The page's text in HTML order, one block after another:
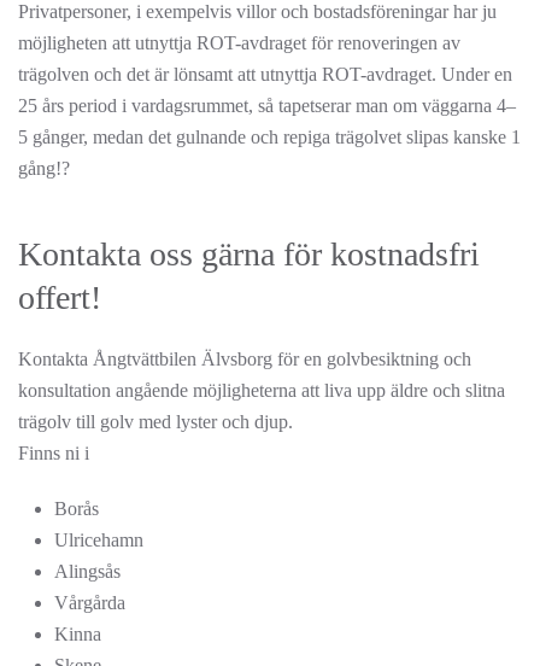
Privatpersoner, i exempelvis villor och bostadsföreningar har ju
möjligheten att utnyttja ROT-avdraget för renoveringen av
trägolven och det är lönsamt att utnyttja ROT-avdraget. Under en
25 års period i vardagsrummet, så tapetserar man om väggarna 4–
5 gånger, medan det gulnande och repiga trägolvet slipas kanske 1
gång!?
Kontakta oss gärna för kostnadsfri
offert!
Kontakta Ångtvättbilen Älvsborg för en golvbesiktning och
konsultation angående möjligheterna att liva upp äldre och slitna
trägolv till golv med lyster och djup.
Finns ni i
Borås
Ulricehamn
Alingsås
Vårgårda
Kinna